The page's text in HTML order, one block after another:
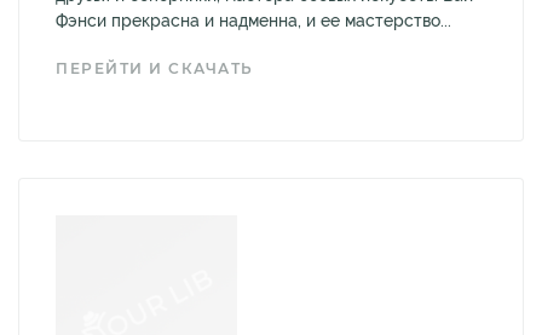
Фэнси прекрасна и надменна, и ее мастерство...
ПЕРЕЙТИ И СКАЧАТЬ